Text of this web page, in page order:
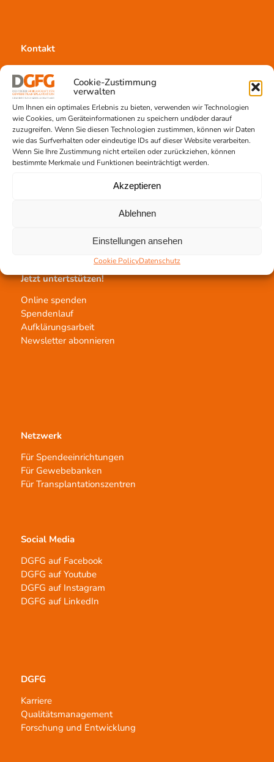
Cookie-Zustimmung
verwalten
Um Ihnen ein optimales Erlebnis zu bieten, verwenden wir Technologien
wie Cookies, um Geräteinformationen zu speichern und/oder darauf
zuzugreifen. Wenn Sie diesen Technologien zustimmen, können wir Daten
wie das Surfverhalten oder eindeutige IDs auf dieser Website verarbeiten.
Wenn Sie Ihre Zustimmung nicht erteilen oder zurückziehen, können
bestimmte Merkmale und Funktionen beeinträchtigt werden.
Akzeptieren
Ablehnen
Einstellungen ansehen
Cookie PolicyDatenschutz
Kontakt
Spendestandorte
Vermittlungsstelle
Jetzt untertstützen!
Online spenden
Spendenlauf
Aufklärungsarbeit
Newsletter abonnieren
Netzwerk
Für Spendeeinrichtungen
Für Gewebebanken
Für Transplantationszentren
Social Media
DGFG auf Facebook
DGFG auf Youtube
DGFG auf Instagram
DGFG auf LinkedIn
DGFG
Karriere
Qualitätsmanagement
Forschung und Entwicklung